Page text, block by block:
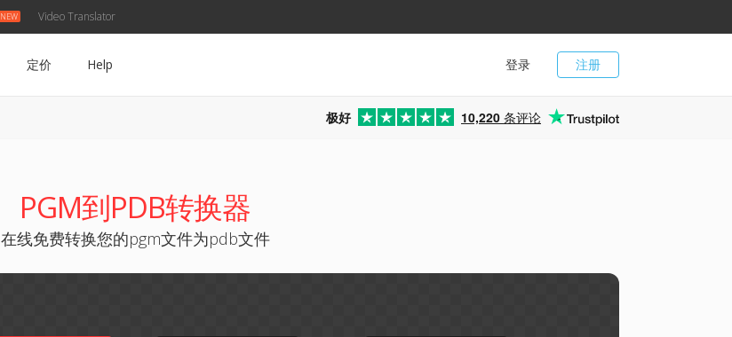
Video Translator
注册
登录
定价 Help
极好 10,220 条评论
PGM到PDB转换器
在线免费转换您的pgm文件为pdb文件